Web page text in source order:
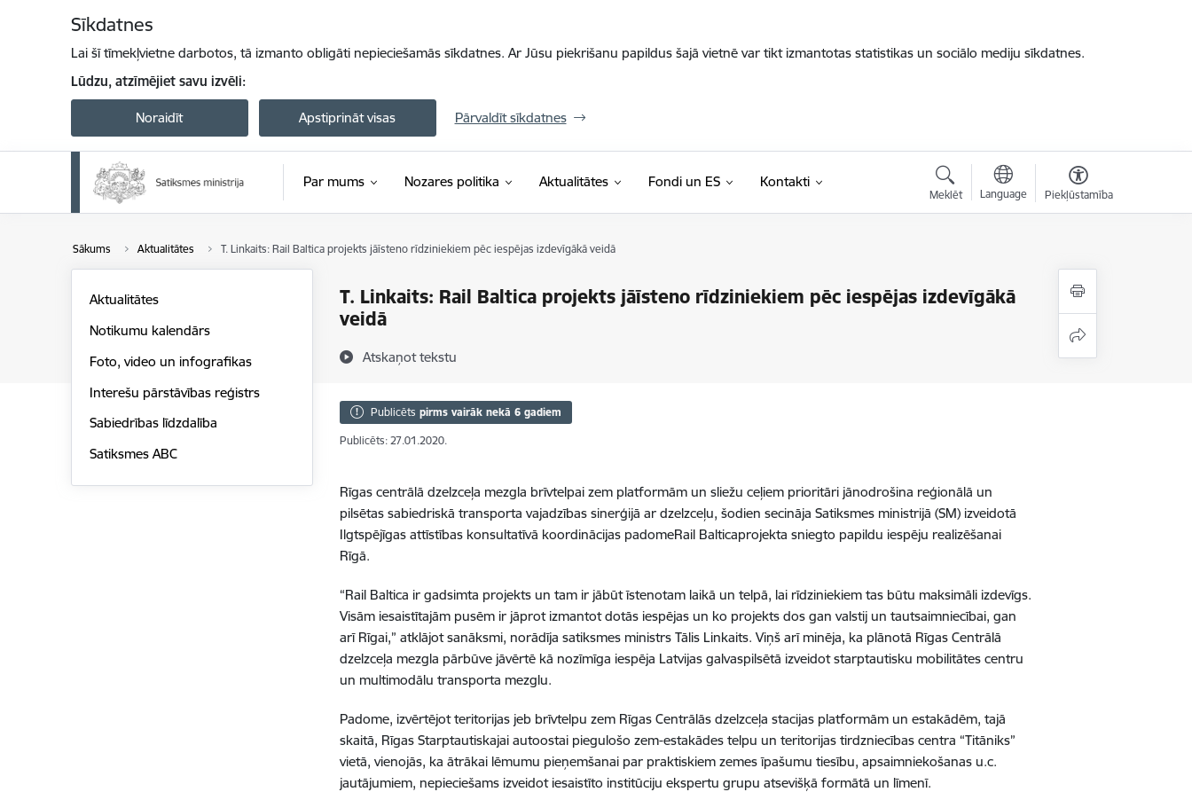
Sīkdatnes
Lai šī tīmekļvietne darbotos, tā izmanto obligāti nepieciešamās sīkdatnes. Ar Jūsu piekrišanu papildus šajā vietnē var tikt izmantotas statistikas un sociālo mediju sīkdatnes.
Lūdzu, atzīmējiet savu izvēli:
Noraidīt Apstiprināt visas Pārvaldīt sīkdatnes
Par mums Nozares politika Aktualitātes Fondi un ES Kontakti
Meklēt Language Piekļūstamība
Sākums Aktualitātes T. Linkaits: Rail Baltica projekts jāīsteno rīdziniekiem pēc iespējas izdevīgākā veidā
T. Linkaits: Rail Baltica projekts jāīsteno rīdziniekiem pēc iespējas izdevīgākā
veidā
Atskaņot tekstu
Aktualitātes
Notikumu kalendārs
Foto, video un infografikas
Interešu pārstāvības reģistrs
Sabiedrības līdzdalība
Satiksmes ABC
Publicēts pirms vairāk nekā 6 gadiem
Publicēts: 27.01.2020.
Rīgas centrālā dzelzceļa mezgla brīvtelpai zem platformām un sliežu ceļiem prioritāri jānodrošina reģionālā un
pilsētas sabiedriskā transporta vajadzības sinerģijā ar dzelzceļu, šodien secināja Satiksmes ministrijā (SM) izveidotā
Ilgtspējīgas attīstības konsultatīvā koordinācijas padomeRail Balticaprojekta sniegto papildu iespēju realizēšanai
Rīgā.
“Rail Baltica ir gadsimta projekts un tam ir jābūt īstenotam laikā un telpā, lai rīdziniekiem tas būtu maksimāli izdevīgs.
Visām iesaistītajām pusēm ir jāprot izmantot dotās iespējas un ko projekts dos gan valstij un tautsaimniecībai, gan
arī Rīgai,” atklājot sanāksmi, norādīja satiksmes ministrs Tālis Linkaits. Viņš arī minēja, ka plānotā Rīgas Centrālā
dzelzceļa mezgla pārbūve jāvērtē kā nozīmīga iespēja Latvijas galvaspilsētā izveidot starptautisku mobilitātes centru
un multimodālu transporta mezglu.
Padome, izvērtējot teritorijas jeb brīvtelpu zem Rīgas Centrālās dzelzceļa stacijas platformām un estakādēm, tajā
skaitā, Rīgas Starptautiskajai autoostai piegulošo zem-estakādes telpu un teritorijas tirdzniecības centra “Titāniks”
vietā, vienojās, ka ātrākai lēmumu pieņemšanai par praktiskiem zemes īpašumu tiesību, apsaimniekošanas u.c.
jautājumiem, nepieciešams izveidot iesaistīto institūciju ekspertu grupu atsevišķā formātā un līmenī.